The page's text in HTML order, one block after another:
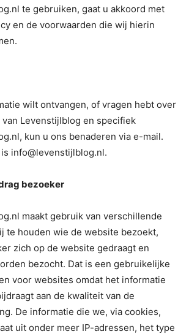
te gebruiken, gaat u akkoord met
en de voorwaarden die wij hierin
wilt ontvangen, of vragen hebt over
Levenstijlblog en specifiek
kun u ons benaderen via e-mail.
info@levenstijlblog.nl.
bezoeker
maakt gebruik van verschillende
te houden wie de website bezoekt,
zich op de website gedraagt en
bezocht. Dat is een gebruikelijke
voor websites omdat het informatie
aan de kwaliteit van de
De informatie die we, via cookies,
uit onder meer IP-adressen, het type